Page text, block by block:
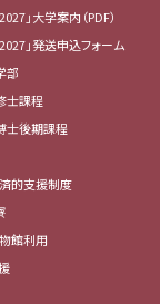
」大学案内（PDF）
」発送申込フォーム
部
士課程
士後期課程
的支援制度
館利用